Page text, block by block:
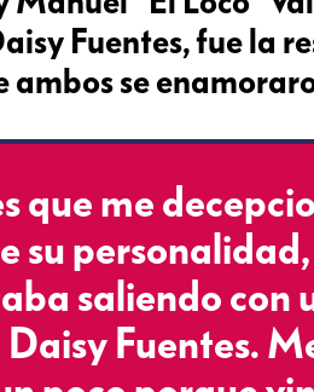
Fuentes, fue la
ambos se
que me
su
saliendo con
Fuentes.